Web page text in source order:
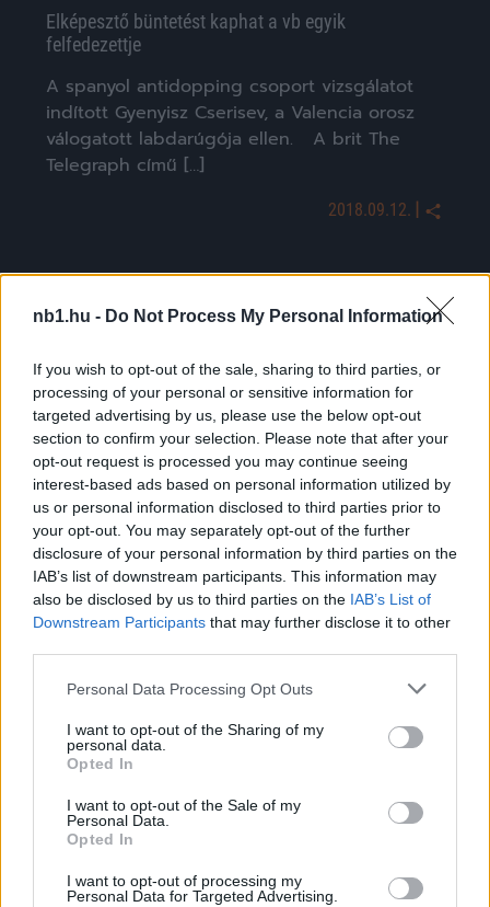
nb1.hu - Do Not Process My Personal Information
If you wish to opt-out of the sale, sharing to third parties, or
processing of your personal or sensitive information for
targeted advertising by us, please use the below opt-out
section to confirm your selection. Please note that after your
opt-out request is processed you may continue seeing
interest-based ads based on personal information utilized by
us or personal information disclosed to third parties prior to
your opt-out. You may separately opt-out of the further
disclosure of your personal information by third parties on the
IAB’s list of downstream participants. This information may
also be disclosed by us to third parties on the IAB’s List of
Downstream Participants that may further disclose it to other
Please note that this website/app uses one or more Google
not limited to your visit or usage behaviour. You may click to
grant or deny consent to Google and its third-party tags to
use your data for below specified purposes in below Google
consent section.
Personal Data Processing Opt Outs
I want to opt-out of the Sharing of my
personal data.
Opted In
I want to opt-out of the Sale of my
Personal Data.
Opted In
I want to opt-out of processing my
Personal Data for Targeted Advertising.
Elképesztő büntetést kaphat a vb egyik
felfedezettje
A spanyol antidopping csoport vizsgálatot
indított Gyenyisz Cserisev, a Valencia orosz
válogatott labdarúgója ellen. A brit The
Telegraph című […]
2018.09.12. |
NB1
Orosz szippantások: elhallgatott bizonyítékok
Talán még azok sem hiszik el, hogy az orosz
válogatott képes túllépni egy
világbajnokságon Spanyolországon (meg azt
sem, hogy képes […]
|
NB1